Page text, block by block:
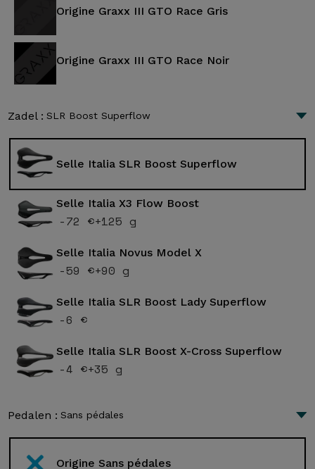
Origine Graxx III GTO Race Gris
Origine Graxx III GTO Race Noir
Zadel : SLR Boost Superflow
Selle Italia SLR Boost Superflow
Selle Italia X3 Flow Boost
-72 €+125 g
Selle Italia Novus Model X
-59 €+90 g
Selle Italia SLR Boost Lady Superflow
-6 €
Selle Italia SLR Boost X-Cross Superflow
-4 €+35 g
Pedalen : Sans pédales
Origine Sans pédales